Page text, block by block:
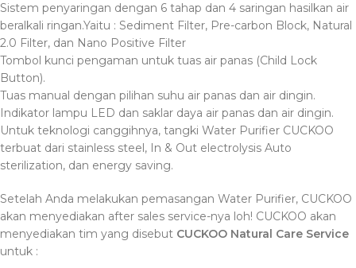
Sistem penyaringan dengan 6 tahap dan 4 saringan hasilkan air
beralkali ringan.Yaitu : Sediment Filter, Pre-carbon Block, Natural
2.0 Filter, dan Nano Positive Filter
Tombol kunci pengaman untuk tuas air panas (Child Lock
Button).
Tuas manual dengan pilihan suhu air panas dan air dingin.
Indikator lampu LED dan saklar daya air panas dan air dingin.
Untuk teknologi canggihnya, tangki Water Purifier CUCKOO
terbuat dari stainless steel, In & Out electrolysis Auto
sterilization, dan energy saving.
Setelah Anda melakukan pemasangan Water Purifier, CUCKOO
akan menyediakan after sales service-nya loh! CUCKOO akan
menyediakan tim yang disebut CUCKOO Natural Care Service
untuk :